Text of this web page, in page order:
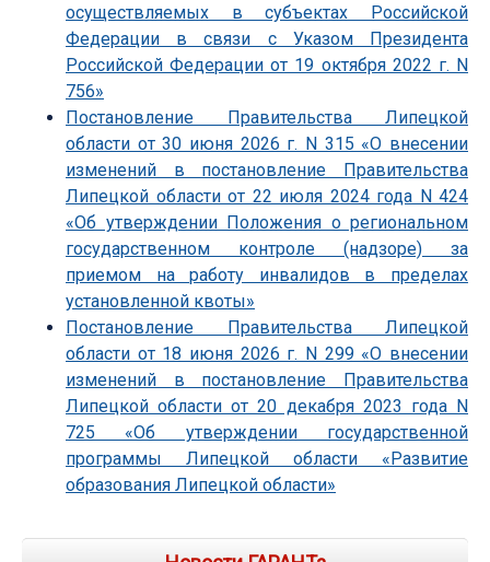
осуществляемых в субъектах Российской
Федерации в связи с Указом Президента
Российской Федерации от 19 октября 2022 г. N
756»
Постановление Правительства Липецкой
области от 30 июня 2026 г. N 315 «О внесении
изменений в постановление Правительства
Липецкой области от 22 июля 2024 года N 424
«Об утверждении Положения о региональном
государственном контроле (надзоре) за
приемом на работу инвалидов в пределах
установленной квоты»
Постановление Правительства Липецкой
области от 18 июня 2026 г. N 299 «О внесении
изменений в постановление Правительства
Липецкой области от 20 декабря 2023 года N
725 «Об утверждении государственной
программы Липецкой области «Развитие
образования Липецкой области»